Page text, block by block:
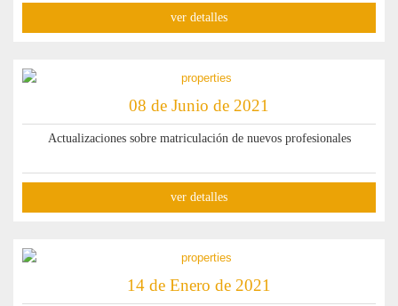
ver detalles
08 de Junio de 2021
Actualizaciones sobre matriculación de nuevos profesionales
ver detalles
14 de Enero de 2021